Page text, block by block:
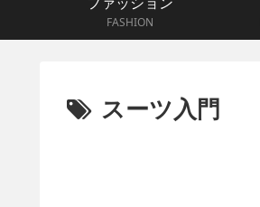
FASHION
スーツ入門